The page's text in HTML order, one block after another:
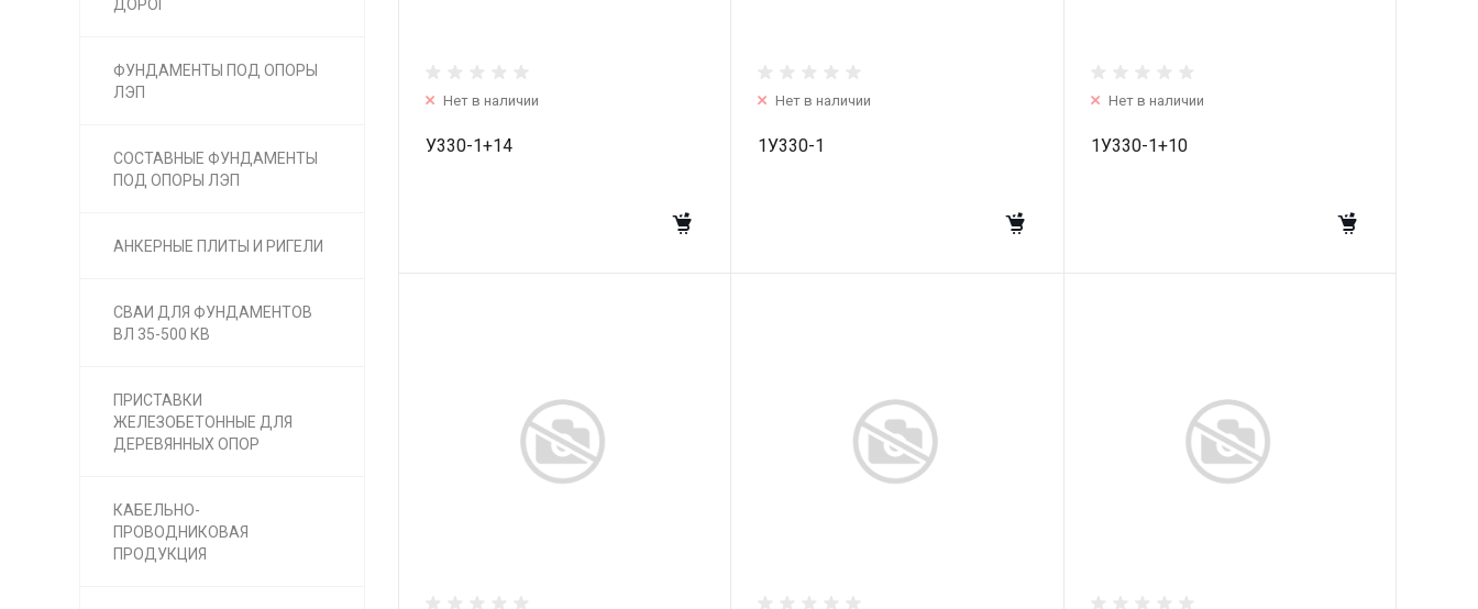
ДОРОГ
ФУНДАМЕНТЫ ПОД ОПОРЫ
ЛЭП
СОСТАВНЫЕ ФУНДАМЕНТЫ
ПОД ОПОРЫ ЛЭП
АНКЕРНЫЕ ПЛИТЫ И РИГЕЛИ
СВАИ ДЛЯ ФУНДАМЕНТОВ
ВЛ 35-500 КВ
ПРИСТАВКИ
ЖЕЛЕЗОБЕТОННЫЕ ДЛЯ
ДЕРЕВЯННЫХ ОПОР
КАБЕЛЬНО-
ПРОВОДНИКОВАЯ
ПРОДУКЦИЯ
Нет в наличии
У330-1+14
Нет в наличии
1У330-1
Нет в наличии
1У330-1+10